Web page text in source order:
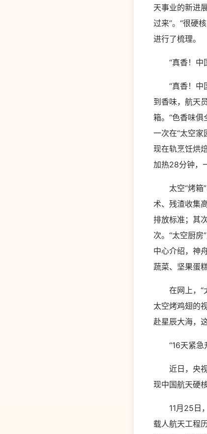
天事业的新进
过来”。“很硬
进行了梳理。
“真香！中
“真香！中国
到香味，航天
箱。“色香味
一次在“太空家
现在轨烹饪烘
加热28分钟，
太空“烤箱”
术、残渣收集
排放标准；其
次。“太空厨
中心介绍，神
蔬菜、坚果蛋
在网上，“太
太空烤鸡翅的
赴星辰大海，
“16天紧急
近日，央视
现中国航天硬
11月25日，
载人航天工程